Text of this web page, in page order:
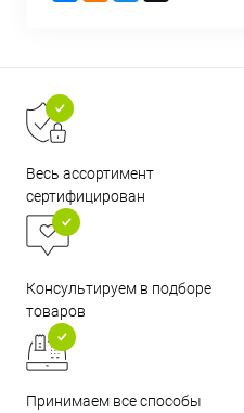
Весь ассортимент
сертифицирован
Консультируем в подборе
товаров
Принимаем все способы